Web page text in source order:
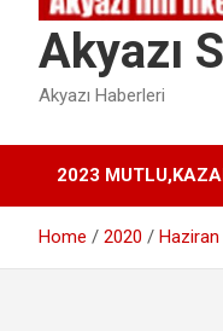
Akyazı
Akyazı Haberleri
2023
Home 2020 Haziran